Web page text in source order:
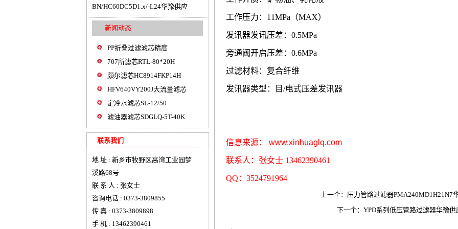
BN/HC60DC5D1.x/-L24华豫供应
新闻动态
PP折叠过滤滤芯精度
707所滤芯RTL-80*20H
颇尔滤芯HC8914FKP14H
HFV640VY200J大流量滤芯
定冷水滤芯SL-12/50
滤油器滤芯SDGLQ-5T-40K
联系我们
地 址 : 新乡市牧野区高湾工业园梦
溪路68号
联 系 人 : 张女士
咨询电话 : 0373-3809855
传 真 : 0373-3809898
手 机 : 13462390461
工作压力：11MPa（MAX）
发讯器发讯压差：0.5MPa
旁通阀开启压差：0.6MPa
过滤材料：复合纤维
发讯器类型：目/电式压差发讯器
信息来源： www.xinhuaglq.com
联系人：张女士 13462390461
QQ：3524791964
上一个：压力管路过滤器PMA240MD1H21N7
下一个：YPD系列低压管路过滤器华豫供